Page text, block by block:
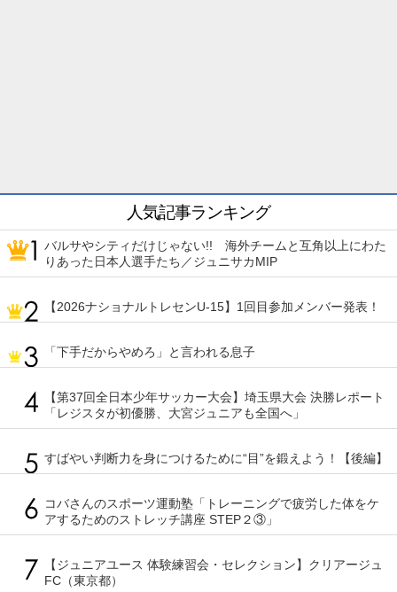
人気記事ランキング
バルサやシティだけじゃない!! 海外チームと互角以上にわた
りあった日本人選手たち／ジュニサカMIP
【2026ナショナルトレセンU-15】1回目参加メンバー発表！
「下手だからやめろ」と言われる息子
【第37回全日本少年サッカー大会】埼玉県大会 決勝レポート
「レジスタが初優勝、大宮ジュニアも全国へ」
すばやい判断力を身につけるために“目”を鍛えよう！【後編】
コバさんのスポーツ運動塾「トレーニングで疲労した体をケ
アするためのストレッチ講座 STEP２③」
【ジュニアユース 体験練習会・セレクション】クリアージュ
FC（東京都）